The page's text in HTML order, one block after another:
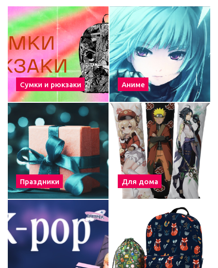
Сумки и рюкзаки Аниме
Праздники Для дома